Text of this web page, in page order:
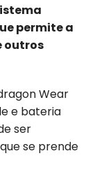
permite a
outros
Wear
e bateria
ser
se prende